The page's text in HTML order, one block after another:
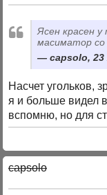
Ясен красен
масиматор со
capsolo, 23
Насчет угольков,
я и больше видел
вспомню, но для
capsolo